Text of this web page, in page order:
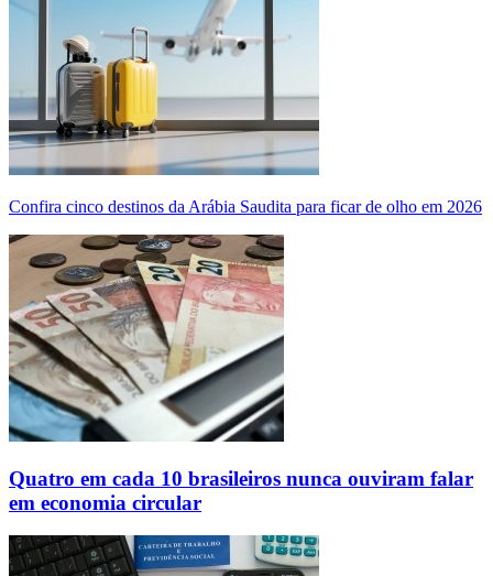
Confira cinco destinos da Arábia Saudita para ficar de olho em 2026
Quatro em cada 10 brasileiros nunca ouviram falar
em economia circular